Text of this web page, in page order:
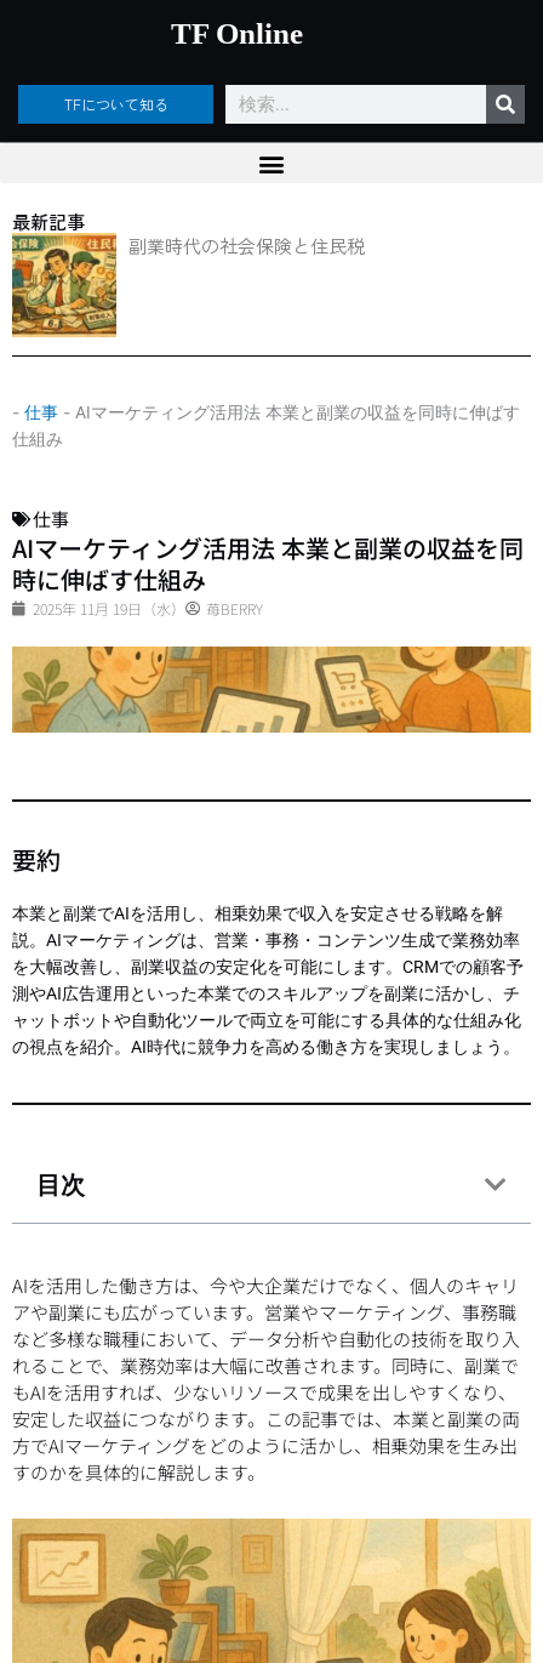
ッ
TF Online
TFについて知る
検
索
最新記事
副業時代の社会保険と住民税
- 仕事 - AIマーケティング活用法 本業と副業の収益を同時に伸ばす
仕組み
仕事
AIマーケティング活用法 本業と副業の収益を同
時に伸ばす仕組み
2025年 11月 19日（水） 苺BERRY
要約
本業と副業でAIを活用し、相乗効果で収入を安定させる戦略を解
説。AIマーケティングは、営業・事務・コンテンツ生成で業務効率
を大幅改善し、副業収益の安定化を可能にします。CRMでの顧客予
測やAI広告運用といった本業でのスキルアップを副業に活かし、チ
ャットボットや自動化ツールで両立を可能にする具体的な仕組み化
の視点を紹介。AI時代に競争力を高める働き方を実現しましょう。
目次
AIを活用した働き方は、今や大企業だけでなく、個人のキャリ
アや副業にも広がっています。営業やマーケティング、事務職
など多様な職種において、データ分析や自動化の技術を取り入
れることで、業務効率は大幅に改善されます。同時に、副業で
もAIを活用すれば、少ないリソースで成果を出しやすくなり、
安定した収益につながります。この記事では、本業と副業の両
方でAIマーケティングをどのように活かし、相乗効果を生み出
すのかを具体的に解説します。